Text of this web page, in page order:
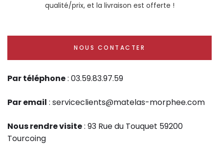
qualité/prix, et la livraison est offerte !
NOUS CONTACTER
Par téléphone: 03.59.83.97.59
Par email : serviceclients@matelas-morphee.com
Nous rendre visite: 93 Rue du Touquet 59200
Tourcoing